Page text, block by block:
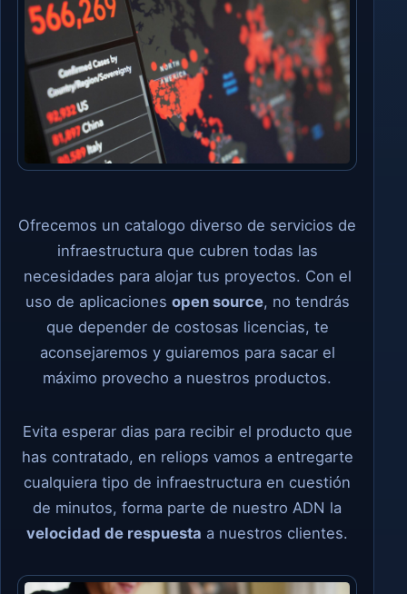
Ofrecemos un catalogo diverso de servicios de
infraestructura que cubren todas las
necesidades para alojar tus proyectos. Con el
uso de aplicaciones open source, no tendrás
que depender de costosas licencias, te
aconsejaremos y guiaremos para sacar el
máximo provecho a nuestros productos.
Evita esperar dias para recibir el producto que
has contratado, en reliops vamos a entregarte
cualquiera tipo de infraestructura en cuestión
de minutos, forma parte de nuestro ADN la
velocidad de respuesta a nuestros clientes.